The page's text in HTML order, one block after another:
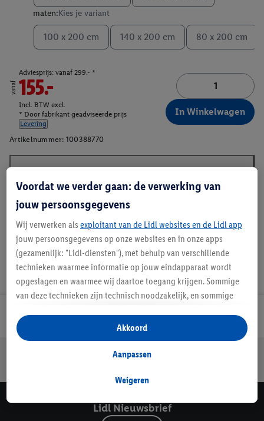
maten:Kies je variant
100 x 200 cm 140 x 200 cm 80 x 200 cm
vanaf
Adviesprijs: vanaf 299.- *
155.-
Incl. BTW excl.
* Door fabrikant geadviseerde prijs
Levering
In Winkelwagen
Artikelnummer: 100388770
Beschrijving
Lidl Nieuwsbrief
Jouw voordelen bij ons als Lidl webshop klant
Lidl Nieuwsbrief
Voordat we verder gaan: de verwerking van
jouw persoonsgegevens
Wij verwerken als exploitant van de Lidl websites en de Lidl app
jouw persoonsgegevens op onze websites en in onze apps
(gezamenlijk: "Lidl-diensten"), met behulp van verschillende
technieken waarmee informatie op jouw eindapparaat wordt
opgeslagen en waarmee wij daartoe toegang krijgen. Sommige
van deze technieken zijn technisch noodzakelijk, en sommige
opslaan van voorkeursinstellingen, het verzamelen en
analyseren van statistieken of voor het tonen van
gepersonaliseerde reclame binnen en buiten de Lidl-diensten.
gegevens over jouw aankoopgedrag in de winkel ook voor de
Als je hier toestemming geeft aan ons voor het personaliseren
Weigeren
Aanpassen
Akkoord